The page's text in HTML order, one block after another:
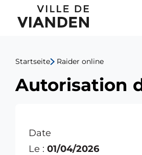
Autorisation
de
bâtir
Kruizinga
Startseite Raider online
Autorisation
Date
Le : 01/04/2026